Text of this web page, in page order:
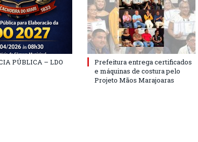
PÚBLICA – LDO
Prefeitura entrega certificados
e máquinas de costura pelo
Projeto Mãos Marajoaras